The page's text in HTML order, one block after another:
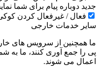
جدید دوباره پیام برای شما
فعال / غیرفعال کردن
سایر خدمات خارجی
ما همچنین از سرویس های
پی را جمع آوری کنند، ما به
اعمال می شوند.